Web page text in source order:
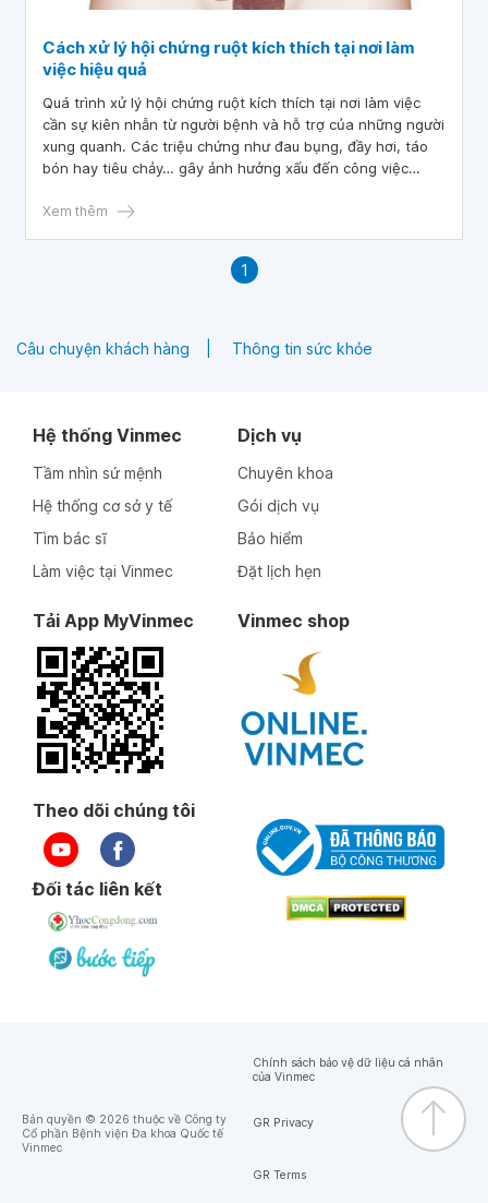
Cách xử lý hội chứng ruột kích thích tại nơi làm
việc hiệu quả
Quá trình xử lý hội chứng ruột kích thích tại nơi làm việc
cần sự kiên nhẫn từ người bệnh và hỗ trợ của những người
xung quanh. Các triệu chứng như đau bụng, đầy hơi, táo
bón hay tiêu chảy… gây ảnh hưởng xấu đến công việc
soát và điều trị bệnh có thể giúp khắc phục vấn đề này.
Xem thêm
1
Câu chuyện khách hàng Thông tin sức khỏe
Hệ thống Vinmec
Tầm nhìn sứ mệnh
Hệ thống cơ sở y tế
Tìm bác sĩ
Làm việc tại Vinmec
Dịch vụ
Chuyên khoa
Gói dịch vụ
Bảo hiểm
Đặt lịch hẹn
Tải App MyVinmec Vinmec shop
Theo dõi chúng tôi
Đối tác liên kết
Bản quyền © 2026 thuộc về Công ty
Cổ phần Bệnh viện Đa khoa Quốc tế
Vinmec
Chính sách bảo vệ dữ liệu cá nhân
của Vinmec
GR Privacy
GR Terms